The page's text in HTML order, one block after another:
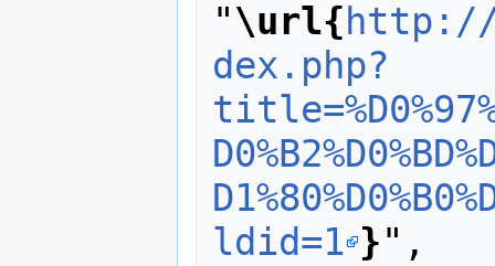
"\url{ http://
dex.php?
ldid=1 }